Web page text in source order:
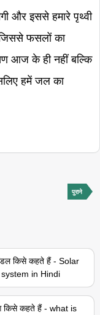
और इससे हमारे पृथ्वी
फसलों का
आज के ही नहीं बल्कि
हमें जल का
पुराने
किसे कहते हैं - Solar
system in Hindi
किसे कहते हैं - what is